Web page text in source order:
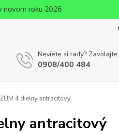
novom roku 2026
Neviete si rady? Zavolajte.
0908/400 484
4 dielny antracitový
antracitový